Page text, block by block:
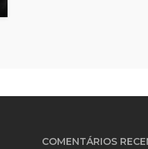
COMENTÁRIOS